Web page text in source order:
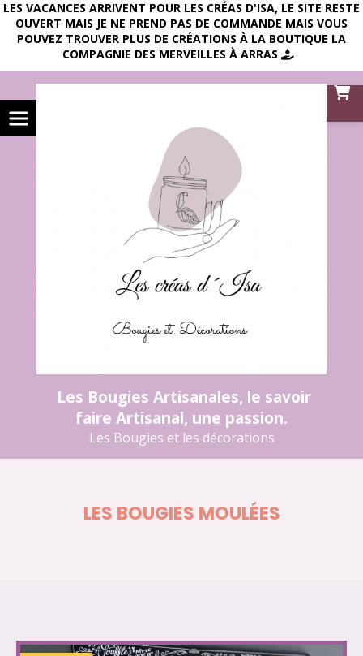
LES VACANCES ARRIVENT POUR LES CRÉAS D'ISA, LE SITE RESTE
OUVERT MAIS JE NE PREND PAS DE COMMANDE MAIS VOUS
POUVEZ TROUVER PLUS DE CRÉATIONS À LA BOUTIQUE LA
COMPAGNIE DES MERVEILLES À ARRAS 
Les Bougies Artisanales, le savoir
faire Artisanal, une passion.
Les Bougies et les décorations
LES BOUGIES MOULÉES